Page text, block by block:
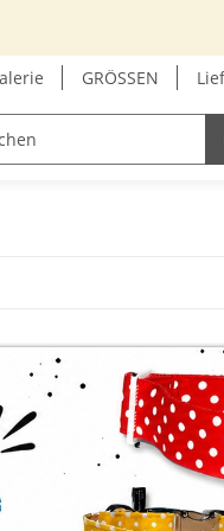
GRÖSSEN
GUTSCHEIN